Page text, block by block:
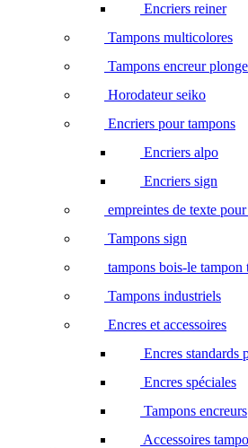
Encriers reiner
Tampons multicolores
Tampons encreur
Horodateur seiko
Encriers pour tampons
Encriers alpo
Encriers sign
empreintes de texte
Tampons sign
tampons bois-le tampon
Tampons industriels
Encres et accessoires
Encres standards
Encres spéciales
Tampons encreurs
Accessoires